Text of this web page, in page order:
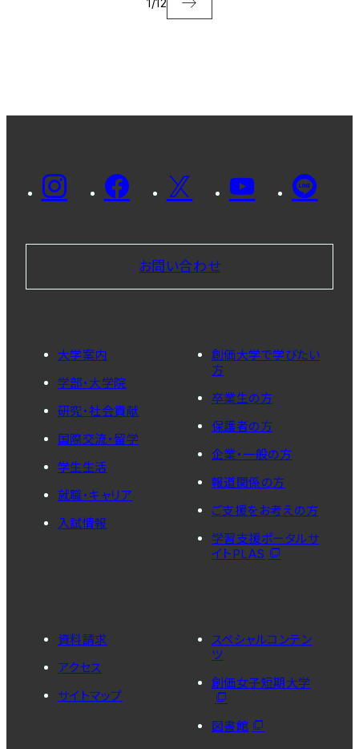
1/12
お問い合わせ
大学案内
学部・大学院
研究・社会貢献
国際交流・留学
学生生活
就職・キャリア
入試情報
創価大学で学びたい
方
卒業生の方
保護者の方
企業・一般の方
報道関係の方
ご支援をお考えの方
学習支援ポータルサ
イトPLAS
資料請求
アクセス
サイトマップ
スペシャルコンテン
ツ
創価女子短期大学
図書館